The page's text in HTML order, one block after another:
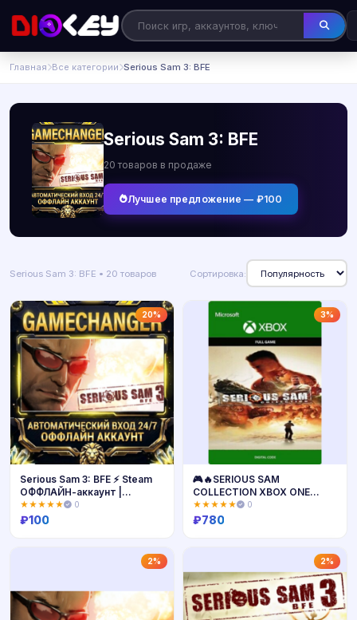
Главная Все категории Serious Sam 3: BFE
Serious Sam 3: BFE
20 товаров в продаже
Лучшее предложение — ₽100
Serious Sam 3: BFE • 20 товаров Сортировка:
20%
Serious Sam 3: BFE ⚡ Steam
ОФФЛАЙН-аккаунт |
Автовыдача 24/7
★★★★★ 0
₽100
3%
🎮🔥SERIOUS SAM
COLLECTION XBOX ONE
/SERIES X|S🔑КЛЮЧ🔥
★★★★★ 0
₽780
2% 2%